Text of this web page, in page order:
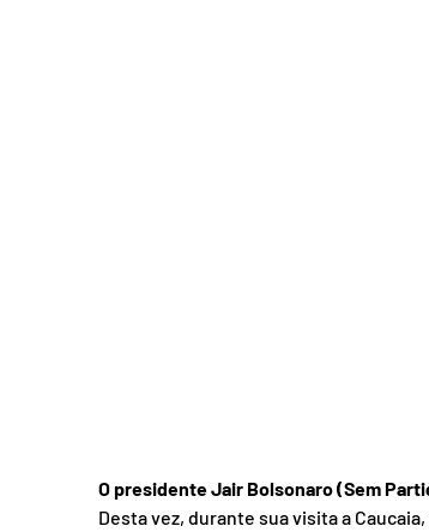
O presidente Jair Bolsonaro (Sem
Desta vez, durante sua visita a